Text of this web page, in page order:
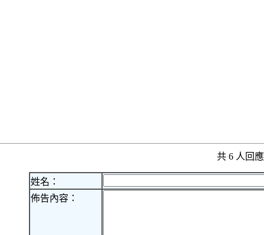
共 6 人回
姓名：
佈告內容：